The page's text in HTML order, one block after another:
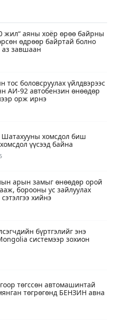
жил“ аяны хоёр өрөө байрны
өдрөөр байртай болно
аз завшаан
тос боловсруулах үйлдвэрээс
АИ-92 автобензин өнөөдөр
орж ирнэ
хомсдол биш
үүсээд байна
арын замыг өнөөдөр орой
борооны ус зайлуулах
хийнэ
бүртгэлийг энэ
системээр зохион
төгссөн автомашинтай
төгрөгөнд БЕНЗИН авна